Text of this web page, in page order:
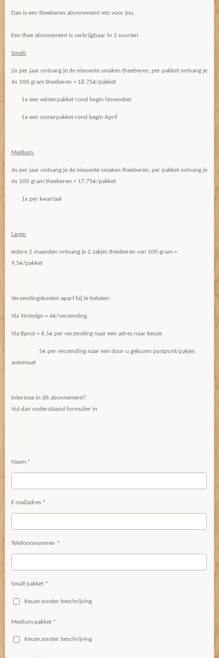
Dan is een theeberen abonnement iets voor jou.
Een thee abonnement is verkrijgbaar in 3 soorten
Small:
2x per jaar ontvang je de nieuwste smaken theeberen, per pakket ontvang je
4x 100 gram theeberen = 18,75€/pakket
1x een winterpakket rond begin November
1x een zomerpakket rond begin April
Medium:
4x per jaar ontvang je de nieuwste smaken theeberen, per pakket ontvang je
4x 100 gram theeberen = 17,75€/pakket
1x per kwartaal
Large:
Iedere 2 maanden ontvang je 2 zakjes theeberen van 100 gram =
9,5€/pakket
Verzendingskosten apart bij te betalen:
Via Vintedgo = 4€/verzending
Via Bpost = 6,5€ per verzending naar een adres naar keuze
5€ per verzending naar een door u gekozen postpunt/pakjes
automaat
Interesse in dit abonnement?
Vul dan onderstaand formulier in
Naam *
E-mailadres *
Telefoonnummer *
Small pakket *
Keuze zonder beschrijving
Medium pakket *
Keuze zonder beschrijving